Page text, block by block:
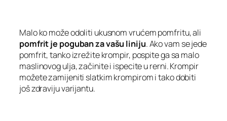
Malo ko može odoliti ukusnom vrućem pomfritu, ali
pomfrit je poguban za vašu liniju. Ako vam se jede
pomfrit, tanko izrežite krompir, pospite ga sa malo
maslinovog ulja, začinite i ispecite u rerni. Krompir
možete zamijeniti slatkim krompirom i tako dobiti
još zdraviju varijantu.